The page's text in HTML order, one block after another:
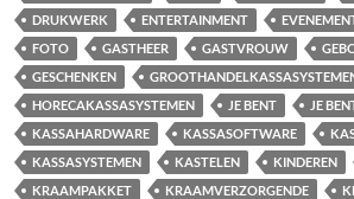
DRUKWERK
ENTERTAINMENT
FOTO
GASTHEER GASTVROUW
GESCHENKEN
HORECAKASSASYSTEMEN
JE BENT
JE
KASSAHARDWARE
KASSASOFTWARE
KASSASYSTEMEN
KASTELEN KINDEREN
KRAAMPAKKET
KRAAMVERZORGENDE